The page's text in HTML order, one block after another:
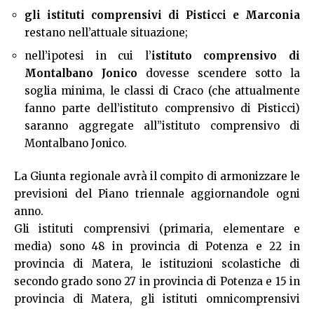
gli istituti comprensivi di Pisticci e Marconia
restano nell’attuale situazione;
nell’ipotesi in cui l’istituto comprensivo di
Montalbano Jonico dovesse scendere sotto la
soglia minima, le classi di Craco (che attualmente
fanno parte dell’istituto comprensivo di Pisticci)
saranno aggregate all’’istituto comprensivo di
Montalbano Jonico.
La Giunta regionale avrà il compito di armonizzare le
previsioni del Piano triennale aggiornandole ogni
anno.
Gli istituti comprensivi (primaria, elementare e
media) sono 48 in provincia di Potenza e 22 in
provincia di Matera, le istituzioni scolastiche di
secondo grado sono 27 in provincia di Potenza e 15 in
provincia di Matera, gli istituti omnicomprensivi